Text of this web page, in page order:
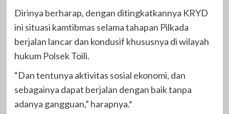
Dirinya berharap, dengan ditingkatkannya KRYD
ini situasi kamtibmas selama tahapan Pilkada
berjalan lancar dan kondusif khususnya di wilayah
hukum Polsek Toili.
“Dan tentunya aktivitas sosial ekonomi, dan
sebagainya dapat berjalan dengan baik tanpa
adanya gangguan,” harapnya.*